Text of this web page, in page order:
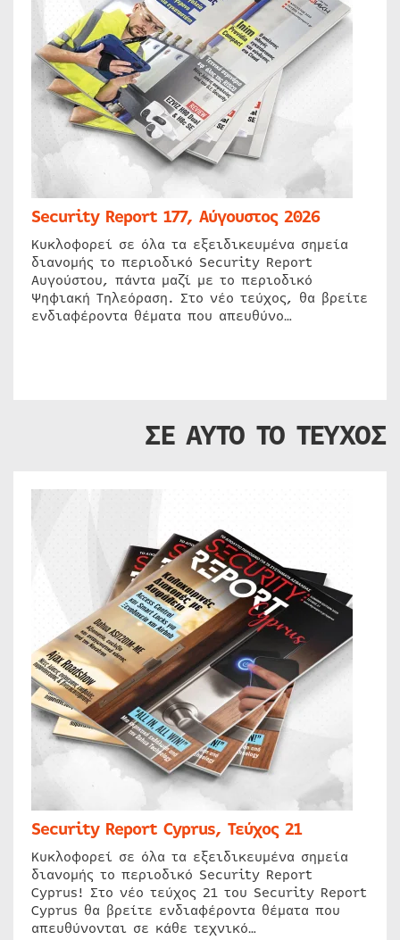
Security Report 177, Αύγουστος 2026
Κυκλοφορεί σε όλα τα εξειδικευμένα σημεία
διανομής το περιοδικό Security Report
Αυγούστου, πάντα μαζί με το περιοδικό
Ψηφιακή Τηλεόραση. Στο νέο τεύχος, θα βρείτε
ενδιαφέροντα θέματα που απευθύνο…
ΣΕ ΑΥΤΟ ΤΟ ΤΕΥΧΟΣ
Security Report Cyprus, Τεύχος 21
Κυκλοφορεί σε όλα τα εξειδικευμένα σημεία
διανομής το περιοδικό Security Report
Cyprus! Στο νέο τεύχος 21 του Security Report
Cyprus θα βρείτε ενδιαφέροντα θέματα που
απευθύνονται σε κάθε τεχνικό…